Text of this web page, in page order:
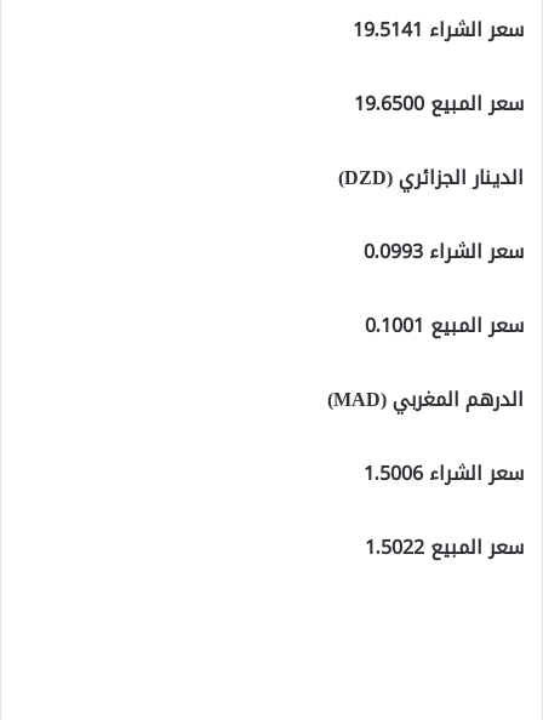
سعر الشراء 19.5141
سعر المبيع 19.6500
الدينار الجزائري (DZD)
سعر الشراء 0.0993
سعر المبيع 0.1001
الدرهم المغربي (MAD)
سعر الشراء 1.5006
سعر المبيع 1.5022